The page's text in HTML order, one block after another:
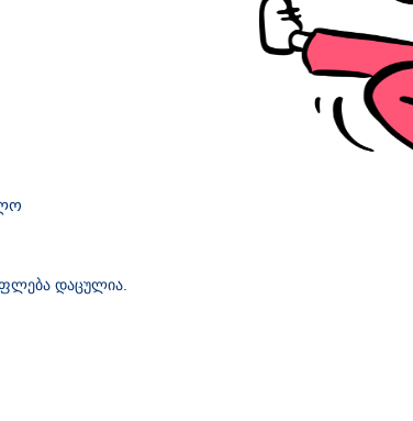
დაცულია.